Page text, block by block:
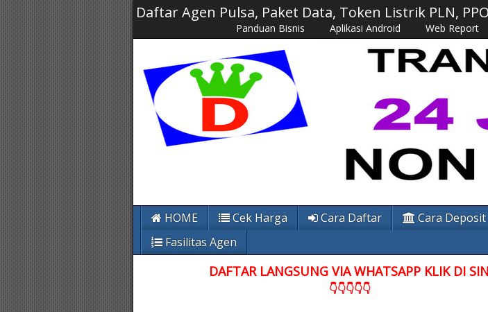
Daftar Agen Pulsa, Paket Data, Token Listrik PLN,
Panduan Bisnis Aplikasi Android Web Report
HOME Cek Harga Cara Daftar Cara Deposit
Fasilitas Agen
DAFTAR LANGSUNG VIA WHATSAPP KLIK DI
👇👇👇👇👇